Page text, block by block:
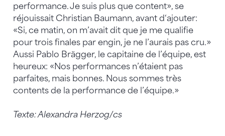
performance. Je suis plus que content», se
réjouissait Christian Baumann, avant d‘ajouter:
«Si, ce matin, on m’avait dit que je me qualifie
pour trois finales par engin, je ne l’aurais pas cru.»
Aussi Pablo Brägger, le capitaine de l’équipe, est
heureux: «Nos performances n’étaient pas
parfaites, mais bonnes. Nous sommes très
contents de la performance de l’équipe.»
Texte: Alexandra Herzog/cs